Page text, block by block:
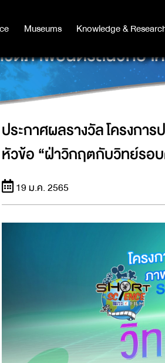
Museums Knowledge &
Museums Knowledge &
วดภาพยนตร์สั้นวิทย
ประกาศผลรางวัล โครงกา
หัวข้อ “ฝ่าวิกฤตกับวิทย์รอ
19 ม.ค. 2565